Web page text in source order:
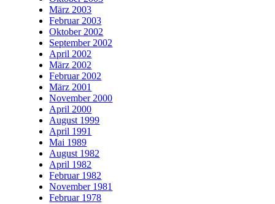
März 2003
Februar 2003
Oktober 2002
September 2002
April 2002
März 2002
Februar 2002
März 2001
November 2000
April 2000
August 1999
April 1991
Mai 1989
August 1982
April 1982
Februar 1982
November 1981
Februar 1978